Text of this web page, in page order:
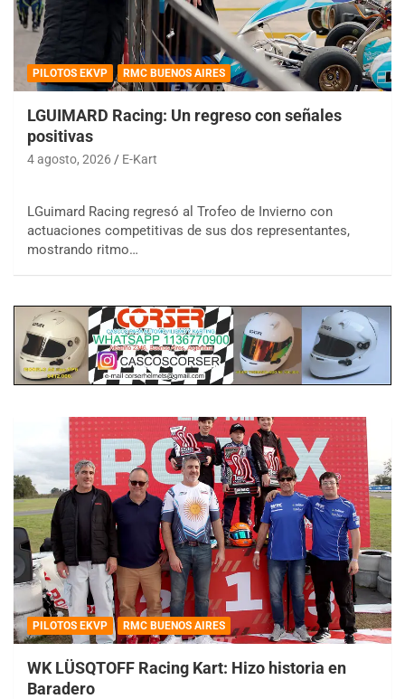
PILOTOS EKVP RMC BUENOS AIRES
LGUIMARD Racing: Un regreso con señales
positivas
4 agosto, 2026 E-Kart
LGuimard Racing regresó al Trofeo de Invierno con
actuaciones competitivas de sus dos representantes,
mostrando ritmo…
PILOTOS EKVP RMC BUENOS AIRES
WK LÜSQTOFF Racing Kart: Hizo historia en
Baradero